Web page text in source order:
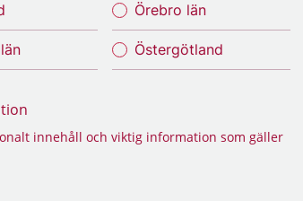
Örebro län
Östergötland
innehåll och viktig information som gäller